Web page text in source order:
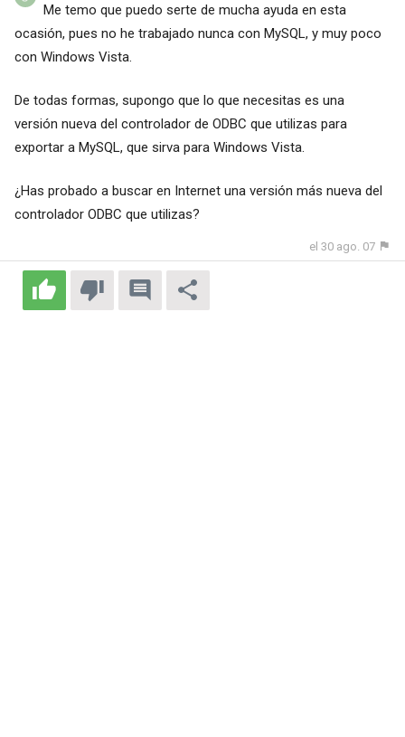
Me temo que puedo serte de mucha ayuda en esta
ocasión, pues no he trabajado nunca con MySQL, y muy poco
con Windows Vista.
De todas formas, supongo que lo que necesitas es una
versión nueva del controlador de ODBC que utilizas para
exportar a MySQL, que sirva para Windows Vista.
¿Has probado a buscar en Internet una versión más nueva del
controlador ODBC que utilizas?
el 30 ago. 07